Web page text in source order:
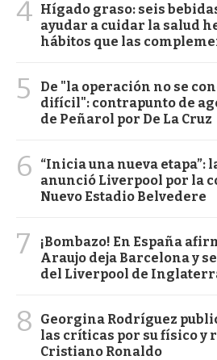
4 Hígado graso: seis
ayudar a cuidar la salud
hábitos que las
5
De "la operación no se
difícil": contrapunto de
de Peñarol por De La Cruz
6
“Inicia una nueva etapa”:
anunció Liverpool por la
Nuevo Estadio Belvedere
7
¡Bombazo! En España
Araujo deja Barcelona y
del Liverpool de
8
Georgina Rodríguez
las críticas por su físico y
Cristiano Ronaldo